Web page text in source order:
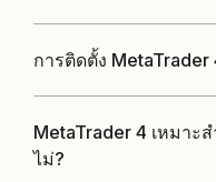
การติดตั้ง MetaTrader
MetaTrader 4 เหมาะ
ไม่?